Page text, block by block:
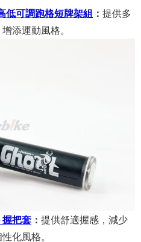
低可調跑格短牌架組 ： 提供多
添運動風格。
把套 ： 提供舒適握感，減少
化風格。